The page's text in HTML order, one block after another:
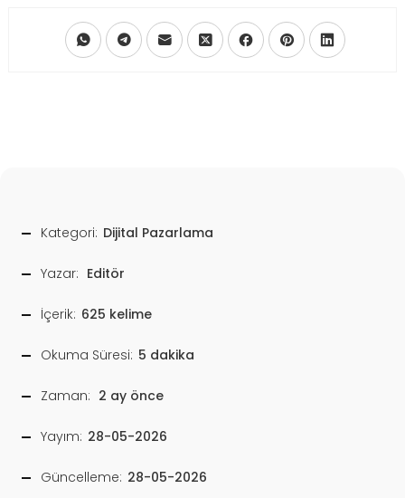
Kategori: Dijital Pazarlama
Yazar: Editör
İçerik: 625 kelime
Okuma Süresi: 5 dakika
Zaman: 2 ay önce
Yayım: 28-05-2026
Güncelleme: 28-05-2026